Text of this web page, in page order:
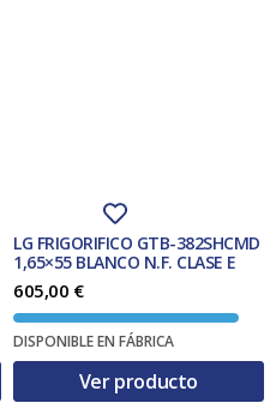
LG FRIGORIFICO GTB-382SHCMD
1,65×55 BLANCO N.F. CLASE E
605,00 €
DISPONIBLE EN FÁBRICA
Ver producto